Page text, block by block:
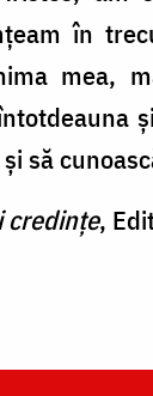
în
mea,
să
credințe,